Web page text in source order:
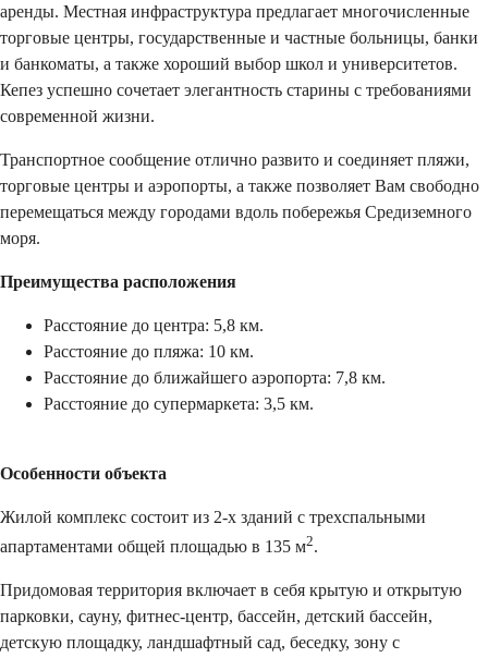
аренды. Местная инфраструктура предлагает многочисленные
торговые центры, государственные и частные больницы, банки
и банкоматы, а также хороший выбор школ и университетов.
Кепез успешно сочетает элегантность старины с требованиями
современной жизни.
Транспортное сообщение отлично развито и соединяет пляжи,
торговые центры и аэропорты, а также позволяет Вам свободно
перемещаться между городами вдоль побережья Средиземного
моря.
Преимущества расположения
Расстояние до центра: 5,8 км.
Расстояние до пляжа: 10 км.
Расстояние до ближайшего аэропорта: 7,8 км.
Расстояние до супермаркета: 3,5 км.
Особенности объекта
Жилой комплекс состоит из 2-х зданий с трехспальными
апартаментами общей площадью в 135 м2.
Придомовая территория включает в себя крытую и открытую
парковки, сауну, фитнес-центр, бассейн, детский бассейн,
детскую площадку, ландшафтный сад, беседку, зону с